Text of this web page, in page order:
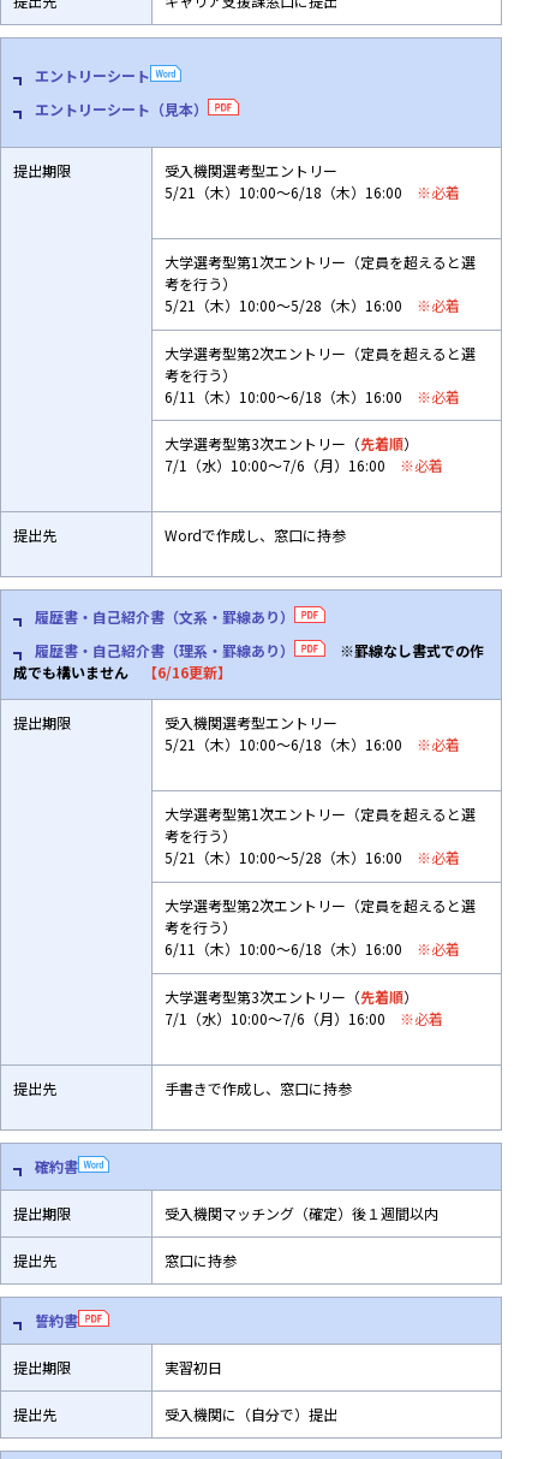
エントリーシート
エントリーシート（見本）
提出期限
受入機関選考型エントリー
5/21（木）10:00～6/18（木）16:00
※必着
大学選考型第1次エントリー（定員を超えると選
考を行う）
5/21（木）10:00～5/28（木）16:00
※必着
大学選考型第2次エントリー（定員を超えると選
考を行う）
6/11（木）10:00～6/18（木）16:00
※必着
大学選考型第3次エントリー（先着順）
7/1（水）10:00～7/6（月）16:00
※必着
提出先 Wordで作成し、窓口に持参
履歴書・自己紹介書（文系・罫線あり）
履歴書・自己紹介書（理系・罫線あり）
※罫線なし書式での作
成でも構いません
【6/16更新】
提出期限
受入機関選考型エントリー
5/21（木）10:00～6/18（木）16:00
※必着
大学選考型第1次エントリー（定員を超えると選
考を行う）
5/21（木）10:00～5/28（木）16:00
※必着
大学選考型第2次エントリー（定員を超えると選
考を行う）
6/11（木）10:00～6/18（木）16:00
※必着
大学選考型第3次エントリー（先着順）
7/1（水）10:00～7/6（月）16:00
※必着
提出先 手書きで作成し、窓口に持参
確約書
提出期限 受入機関マッチング（確定）後１週間以内
提出先 窓口に持参
誓約書
提出期限 実習初日
提出先 受入機関に（自分で）提出